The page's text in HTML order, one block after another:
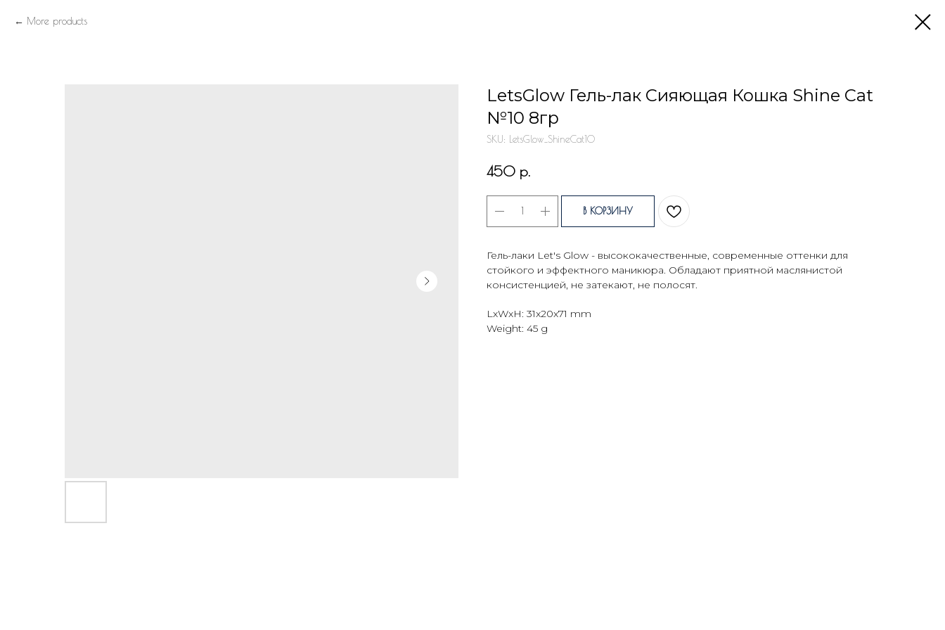
More products
LetsGlow Гель-лак Сияющая Кошка Shine Cat
№10 8гр
SKU: LetsGlow_ShineCat10
450 р.
В КОРЗИНУ
Гель-лаки Let's Glow - высококачественные, современные оттенки для
стойкого и эффектного маникюра. Обладают приятной маслянистой
консистенцией, не затекают, не полосят.
LxWxH: 31x20x71 mm
Weight: 45 g